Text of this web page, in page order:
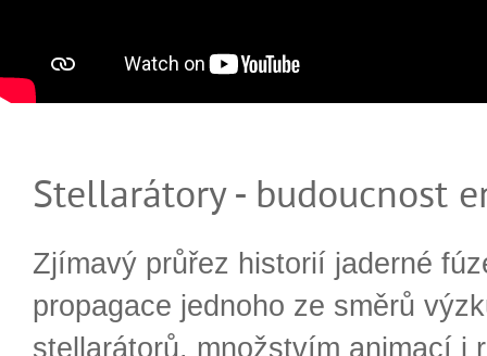
Stellarátory - budoucnost
Zjímavý průřez historií jaderné
propagace jednoho ze směrů
stellarátorů. množstvím animací i